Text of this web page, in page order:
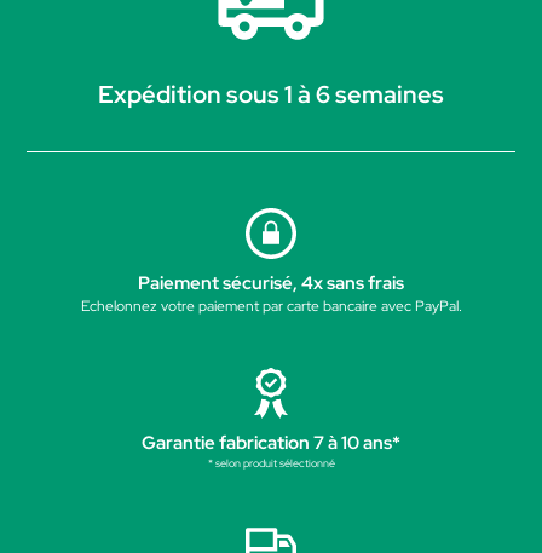
Expédition sous 1 à 6 semaines
Paiement sécurisé, 4x sans frais
Echelonnez votre paiement par carte bancaire avec PayPal.
Garantie fabrication 7 à 10 ans*
* selon produit sélectionné